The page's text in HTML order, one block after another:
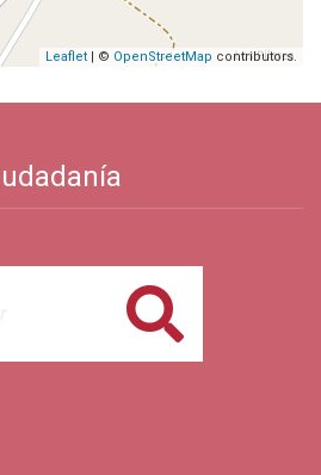
Leaflet | © OpenStreetMap contributors.
Buscar